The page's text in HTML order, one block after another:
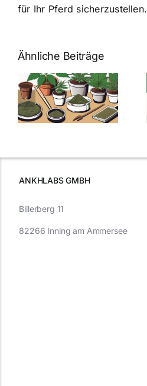
für Ihr Pferd sicherzustellen.
Ähnliche Beiträge
Neue THC-
Grenzwert-
Regelung:
Was Sie über
Cannabis und
müssen
ANKHLABS GMBH
Billerberg 11
82266 Inning am Ammersee